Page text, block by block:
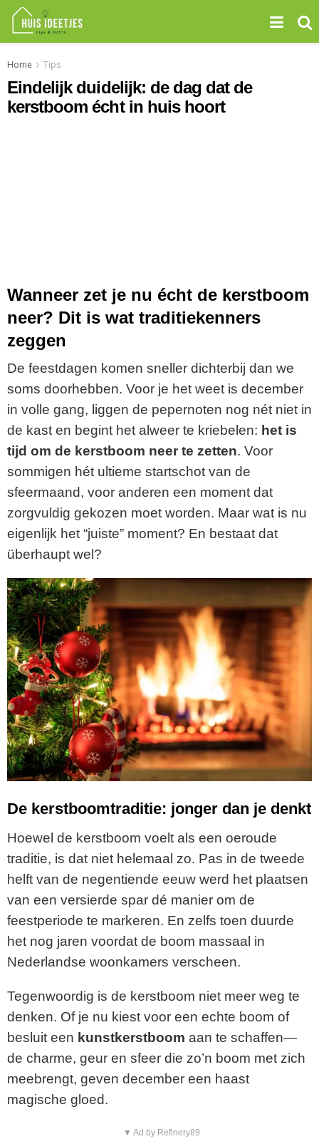
Home Tips
Eindelijk duidelijk: de dag dat de
kerstboom écht in huis hoort
Wanneer zet je nu écht de kerstboom
neer? Dit is wat traditiekenners
zeggen
De feestdagen komen sneller dichterbij dan we
soms doorhebben. Voor je het weet is december
in volle gang, liggen de pepernoten nog nét niet in
de kast en begint het alweer te kriebelen: het is
tijd om de kerstboom neer te zetten. Voor
sommigen hét ultieme startschot van de
sfeermaand, voor anderen een moment dat
zorgvuldig gekozen moet worden. Maar wat is nu
eigenlijk het “juiste” moment? En bestaat dat
überhaupt wel?
De kerstboomtraditie: jonger dan je denkt
Hoewel de kerstboom voelt als een oeroude
traditie, is dat niet helemaal zo. Pas in de tweede
helft van de negentiende eeuw werd het plaatsen
van een versierde spar dé manier om de
feestperiode te markeren. En zelfs toen duurde
het nog jaren voordat de boom massaal in
Nederlandse woonkamers verscheen.
Tegenwoordig is de kerstboom niet meer weg te
denken. Of je nu kiest voor een echte boom of
besluit een kunstkerstboom aan te schaffen—
de charme, geur en sfeer die zo’n boom met zich
meebrengt, geven december een haast
magische gloed.
▼ Ad by Refinery89